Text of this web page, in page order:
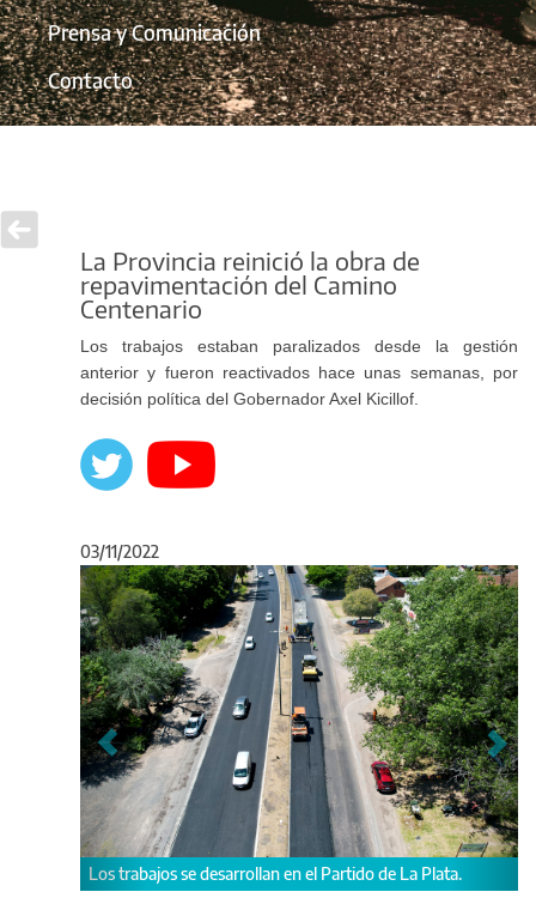
Prensa y Comunicación
Contacto
La Provincia reinició la obra de
repavimentación del Camino
Centenario
Los trabajos estaban paralizados desde la gestión
anterior y fueron reactivados hace unas semanas, por
decisión política del Gobernador Axel Kicillof.
03/11/2022
se desarrollan en el Partido de La Plata.
La obra estaba
Anterior